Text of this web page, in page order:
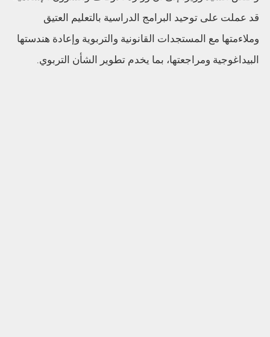
قد عملت على توحيد البرامج الدراسية بالتعليم العتيق
وملاءمتها مع المستجدات القانونية والتربوية وإعادة هندستها
البيداغوجية ومراجعتها، بما يخدم تطوير الشأن التربوي.